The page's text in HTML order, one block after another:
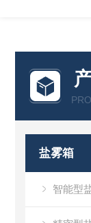
盐雾箱
智能型